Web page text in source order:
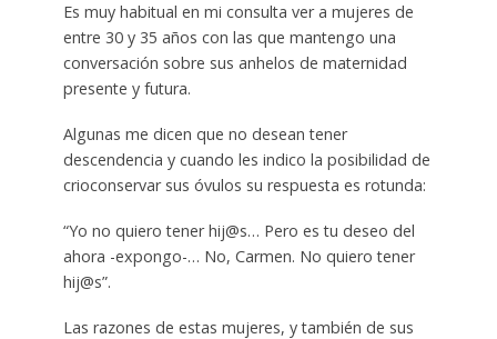
Es muy habitual en mi consulta ver a mujeres de
entre 30 y 35 años con las que mantengo una
conversación sobre sus anhelos de maternidad
presente y futura.
Algunas me dicen que no desean tener
descendencia y cuando les indico la posibilidad de
crioconservar sus óvulos su respuesta es rotunda:
“Yo no quiero tener hij@s… Pero es tu deseo del
ahora -expongo-… No, Carmen. No quiero tener
hij@s”.
Las razones de estas mujeres, y también de sus